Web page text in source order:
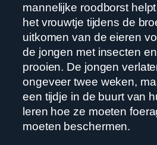
mannelijke roodborst
het vrouwtje tijdens de
uitkomen van de eieren
de jongen met insecten
prooien. De jongen
ongeveer twee weken,
een tijdje in de buurt van
leren hoe ze moeten
moeten beschermen.